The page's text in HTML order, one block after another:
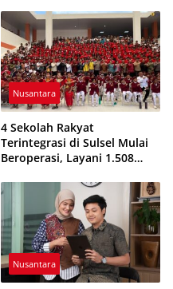
Nusantara
4 Sekolah Rakyat
Terintegrasi di Sulsel Mulai
Beroperasi, Layani 1.508
2026/2027
Nusantara